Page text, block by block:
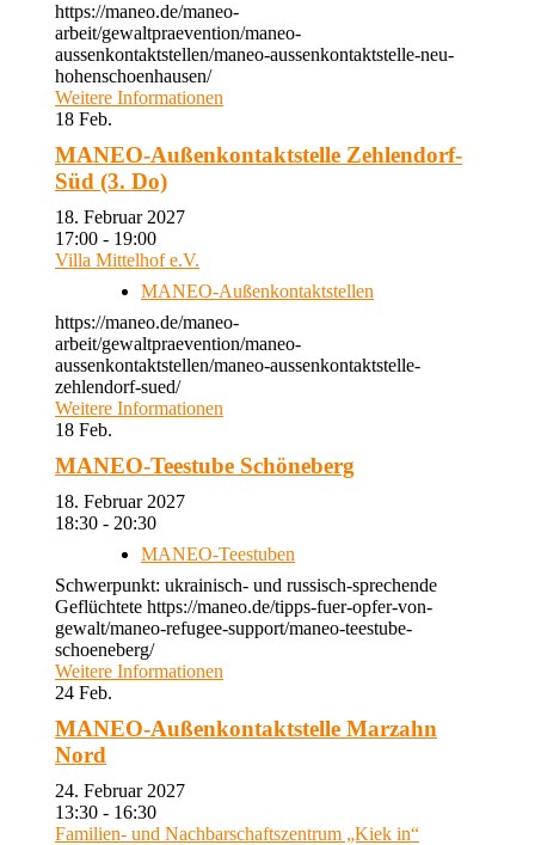
https://maneo.de/maneo-
arbeit/gewaltpraevention/maneo-
aussenkontaktstellen/maneo-aussenkontaktstelle-neu-
hohenschoenhausen/
Weitere Informationen
18 Feb.
MANEO-Außenkontaktstelle Zehlendorf-
Süd (3. Do)
18. Februar 2027
17:00 - 19:00
Villa Mittelhof e.V.
MANEO-Außenkontaktstellen
https://maneo.de/maneo-
arbeit/gewaltpraevention/maneo-
aussenkontaktstellen/maneo-aussenkontaktstelle-
zehlendorf-sued/
Weitere Informationen
18 Feb.
MANEO-Teestube Schöneberg
18. Februar 2027
18:30 - 20:30
MANEO-Teestuben
Schwerpunkt: ukrainisch- und russisch-sprechende
Geflüchtete https://maneo.de/tipps-fuer-opfer-von-
gewalt/maneo-refugee-support/maneo-teestube-
schoeneberg/
Weitere Informationen
24 Feb.
MANEO-Außenkontaktstelle Marzahn
Nord
24. Februar 2027
13:30 - 16:30
Familien- und Nachbarschaftszentrum „Kiek in“